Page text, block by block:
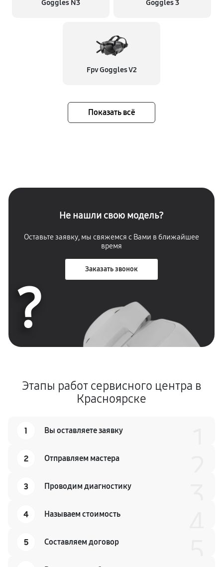
Goggles N3 Goggles 3
Fpv Goggles V2
Показать всё
Не нашли свою модель?
Оставьте заявку, мы свяжемся с Вами в ближайшее
время
Заказать звонок
?
Этапы работ сервисного центра в
Красноярске
1 Вы оставляете заявку
2 Отправляем мастера
3 Проводим диагностику
4 Называем стоимость
5 Составляем договор